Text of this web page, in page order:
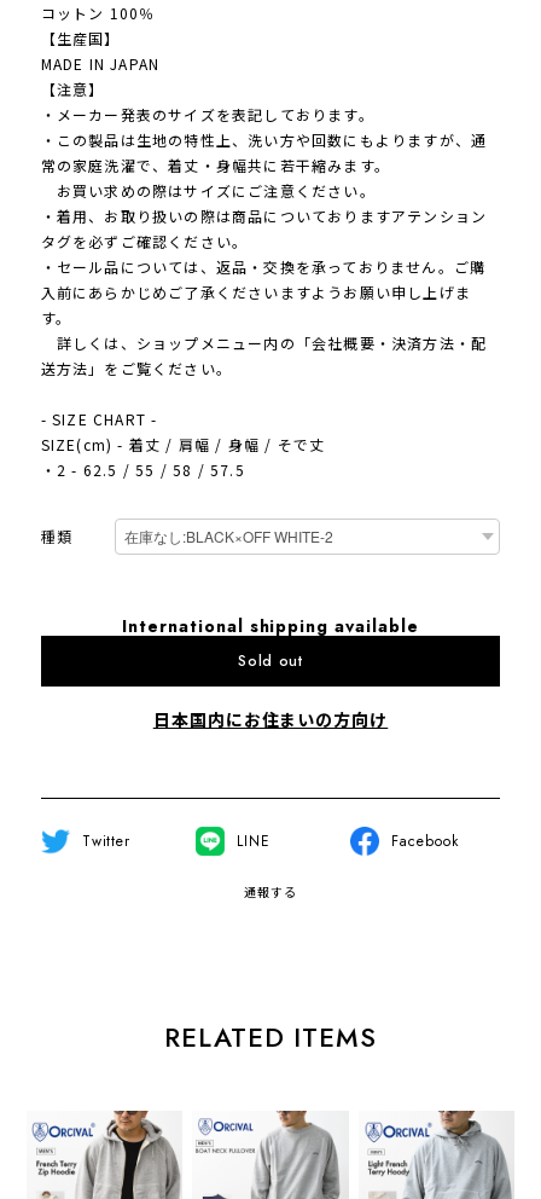
コットン 100％
【生産国】
MADE IN JAPAN
【注意】
・メーカー発表のサイズを表記しております。
・この製品は生地の特性上、洗い方や回数にもよりますが、通
常の家庭洗濯で、着丈・身幅共に若干縮みます。
お買い求めの際はサイズにご注意ください。
・着用、お取り扱いの際は商品についておりますアテンション
タグを必ずご確認ください。
・セール品については、返品・交換を承っておりません。ご購
入前にあらかじめご了承くださいますようお願い申し上げま
す。
詳しくは、ショップメニュー内の「会社概要・決済方法・配
送方法」をご覧ください。
- SIZE CHART -
SIZE(cm) - 着丈 / 肩幅 / 身幅 / そで丈
・2 - 62.5 / 55 / 58 / 57.5
種類
International shipping available
Sold out
日本国内にお住まいの方向け
Twitter LINE Facebook
通報する
RELATED ITEMS